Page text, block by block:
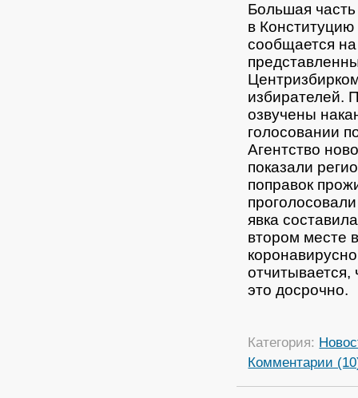
Большая
в
сообщается
избирателей.
озвучены
голосовании
Агентство
показали
поправок
явка
втором месте
это досрочно.
Категория:
Комментарии